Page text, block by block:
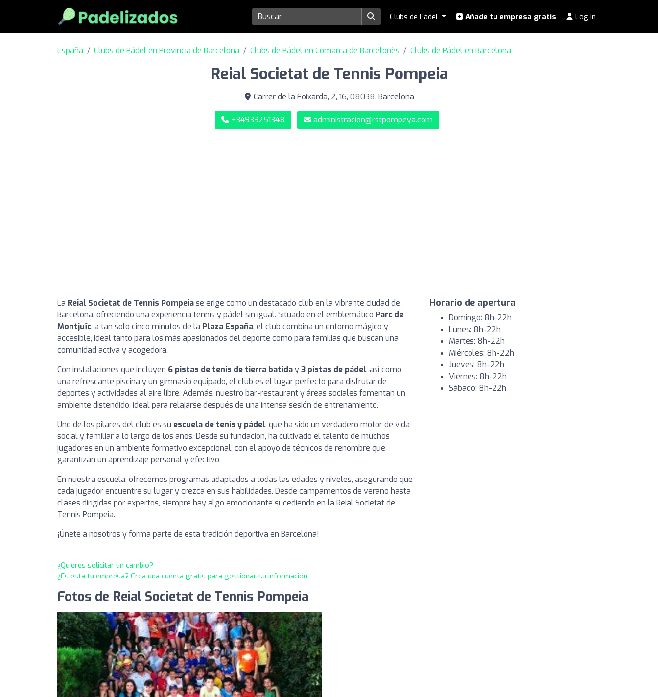
Clubs de Pádel Añade tu empresa gratis Log in
España Clubs de Pádel en Provincia de Barcelona Clubs de Pádel en Comarca de Barcelonès Clubs de Pádel en Barcelona
Reial Societat de Tennis Pompeia
Carrer de la Foixarda, 2, 16, 08038, Barcelona
+34933251348 administracion@rstpompeya.com
La Reial Societat de Tennis Pompeiase erige como un destacado club en la vibrante ciudad de
Barcelona, ofreciendo una experiencia tennis y pádel sin igual. Situado en el emblemático Parc de
Montjuïc, a tan solo cinco minutos de la Plaza España, el club combina un entorno mágico y
accesible, ideal tanto para los más apasionados del deporte como para familias que buscan una
comunidad activa y acogedora.
Con instalaciones que incluyen 6 pistas de tenis de tierra batiday3 pistas de pádel, así como
una refrescante piscina y un gimnasio equipado, el club es el lugar perfecto para disfrutar de
deportes y actividades al aire libre. Además, nuestro bar-restaurant y áreas sociales fomentan un
ambiente distendido, ideal para relajarse después de una intensa sesión de entrenamiento.
Uno de los pilares del club es su escuela de tenis y pádel, que ha sido un verdadero motor de vida
social y familiar a lo largo de los años. Desde su fundación, ha cultivado el talento de muchos
jugadores en un ambiente formativo excepcional, con el apoyo de técnicos de renombre que
garantizan un aprendizaje personal y efectivo.
En nuestra escuela, ofrecemos programas adaptados a todas las edades y niveles, asegurando que
cada jugador encuentre su lugar y crezca en sus habilidades. Desde campamentos de verano hasta
clases dirigidas por expertos, siempre hay algo emocionante sucediendo en la Reial Societat de
Tennis Pompeia.
¡Únete a nosotros y forma parte de esta tradición deportiva en Barcelona!
Horario de apertura
Domingo: 8h-22h
Lunes: 8h-22h
Martes: 8h-22h
Miércoles: 8h-22h
Jueves: 8h-22h
Viernes: 8h-22h
Sábado: 8h-22h
¿Quieres solicitar un cambio?
¿Es esta tu empresa? Crea una cuenta gratis para gestionar su información
Fotos de Reial Societat de Tennis Pompeia